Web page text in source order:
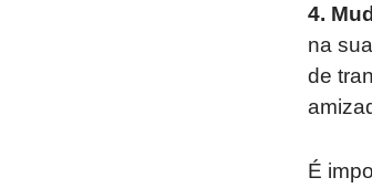
4.
na
de
É